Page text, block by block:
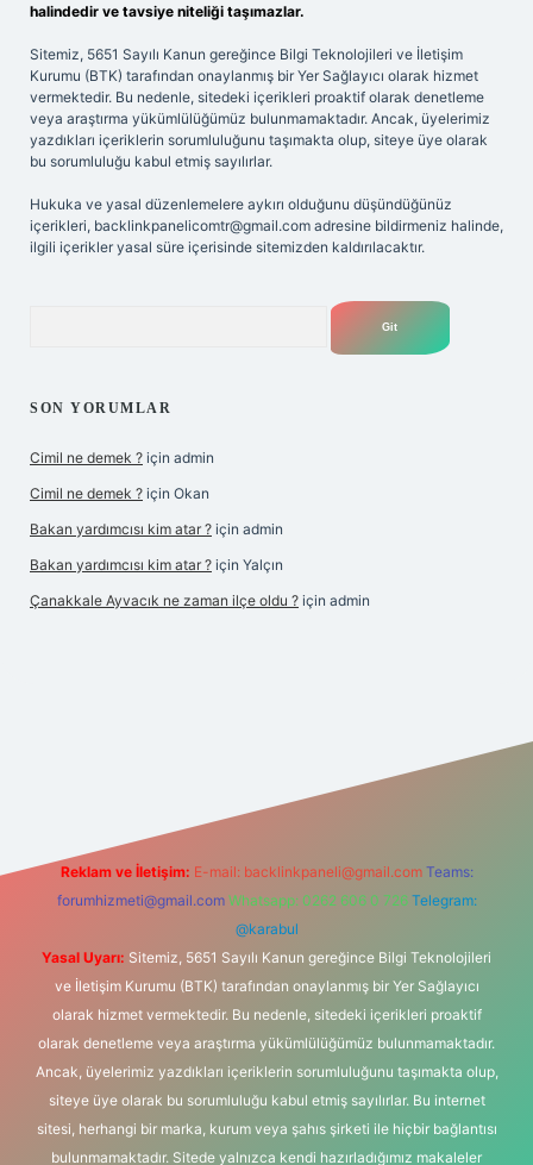
halindedir ve tavsiye niteliği taşımazlar.
Sitemiz, 5651 Sayılı Kanun gereğince Bilgi Teknolojileri ve İletişim
Kurumu (BTK) tarafından onaylanmış bir Yer Sağlayıcı olarak hizmet
vermektedir. Bu nedenle, sitedeki içerikleri proaktif olarak denetleme
veya araştırma yükümlülüğümüz bulunmamaktadır. Ancak, üyelerimiz
yazdıkları içeriklerin sorumluluğunu taşımakta olup, siteye üye olarak
bu sorumluluğu kabul etmiş sayılırlar.
Hukuka ve yasal düzenlemelere aykırı olduğunu düşündüğünüz
içerikleri, backlinkpanelicomtr@gmail.com adresine bildirmeniz halinde,
ilgili içerikler yasal süre içerisinde sitemizden kaldırılacaktır.
SON YORUMLAR
Cimil ne demek ? için admin
Cimil ne demek ? için Okan
Bakan yardımcısı kim atar ? için admin
Bakan yardımcısı kim atar ? için Yalçın
Çanakkale Ayvacık ne zaman ilçe oldu ? için admin
Reklam ve İletişim: E-mail: backlinkpaneli@gmail.com Teams:
forumhizmeti@gmail.com Whatsapp: 0262 606 0 726 Telegram:
@karabul
Yasal Uyarı: Sitemiz, 5651 Sayılı Kanun gereğince Bilgi Teknolojileri
ve İletişim Kurumu (BTK) tarafından onaylanmış bir Yer Sağlayıcı
olarak hizmet vermektedir. Bu nedenle, sitedeki içerikleri proaktif
olarak denetleme veya araştırma yükümlülüğümüz bulunmamaktadır.
Ancak, üyelerimiz yazdıkları içeriklerin sorumluluğunu taşımakta olup,
siteye üye olarak bu sorumluluğu kabul etmiş sayılırlar. Bu internet
sitesi, herhangi bir marka, kurum veya şahıs şirketi ile hiçbir bağlantısı
bulunmamaktadır. Sitede yalnızca kendi hazırladığımız makaleler